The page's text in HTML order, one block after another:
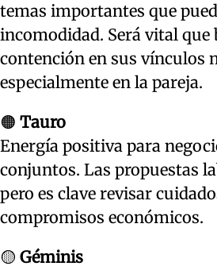
temas importantes que
incomodidad. Será vital que
contención en sus vínculos
especialmente en la pareja.
🟠 Tauro
Energía positiva para
conjuntos. Las propuestas
pero es clave revisar
compromisos económicos.
🟡 Géminis